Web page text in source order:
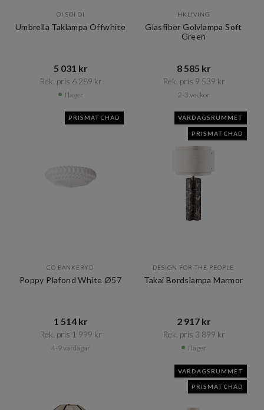
OI SOI OI
Umbrella Taklampa Offwhite
5 031 kr​​
Rek. pris 6 289 kr​​
I lager
HKLIVING
Glasfiber Golvlampa Soft
Green
8 585 kr​​
Rek. pris 9 539 kr​​
2-3 veckor
PRISMATCHAD
CO BANKERYD
Poppy Plafond White Ø57
1 514 kr​​
Rek. pris 1 999 kr​​
4-9 vardagar
VARDAGSRUMMET
PRISMATCHAD
DESIGN FOR THE PEOPLE
Takai Bordslampa Marmor
2 917 kr​​
Rek. pris 3 899 kr​​
I lager
VARDAGSRUMMET
PRISMATCHAD